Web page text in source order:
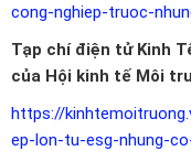
cong-nghiep-truoc-
Tạp chí điện tử Kinh
của Hội kinh tế Môi
https://
ep-lon-tu-esg-nhung-